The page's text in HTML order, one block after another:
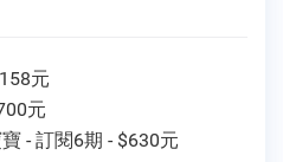
元
元
- 訂閱6期 - $630元